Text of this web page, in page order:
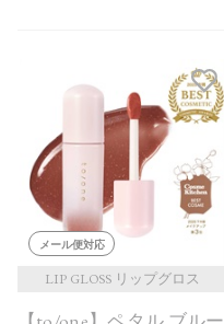
メール便対応
LIP GLOSS リップグロス